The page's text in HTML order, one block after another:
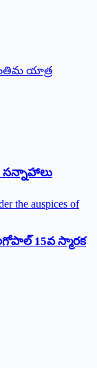
యాత్ర
‌సన్నాహాలు
15వ స్మారక